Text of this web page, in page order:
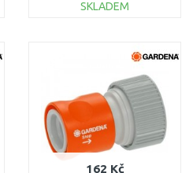
SKLADEM
162 Kč